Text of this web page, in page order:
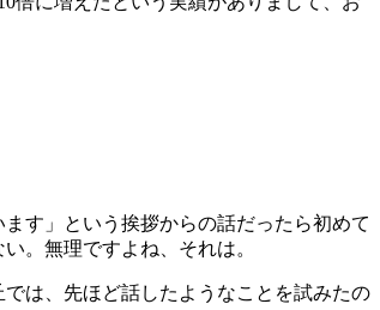
す」という挨拶からの話だったら初めて
。無理ですよね、それは。
は、先ほど話したようなことを試みたの